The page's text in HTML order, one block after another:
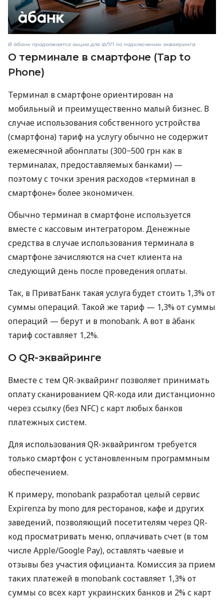
В àбанк продолжается акция для ФЛП по подключению эквайринга
О терминале в смартфоне (Tap to
Phone)
Терминал в смартфоне ориентирован на
мобильный и преимущественно малый бизнес. В
случае использования собственного устройства
(смартфона) тариф на услугу обычно не содержит
ежемесячной абонплаты (300−500 грн как в
терминалах, предоставляемых банками) —
поэтому с точки зрения расходов «терминал в
смартфоне» более экономичен.
Обычно терминал в смартфоне используется
вместе с кассовым интегратором. Денежные
средства в случае использования терминала в
смартфоне зачисляются на счет клиента на
следующий день после проведения оплаты.
Так, в ПриватБанк такая услуга будет стоить 1,3% от
суммы операций. Такой же тариф — 1,3% от суммы
операций — берут и в monobank. А вот в àбанк
тариф составляет 1,2%.
О QR-эквайринге
Вместе с тем QR-эквайринг позволяет принимать
оплату сканированием QR-кода или дистанционно
через ссылку (без NFC) с карт любых банков
платежных систем.
Для использования QR-эквайрингом требуется
только смартфон с установленным программным
обеспечением.
К примеру, monobank разработал целый сервис
Expirenza by mono для ресторанов, кафе и других
заведений, позволяющий посетителям через QR-
код просматривать меню, оплачивать счет (в том
числе Apple/Google Pay), оставлять чаевые и
отзывы без участия официанта. Комиссия за прием
таких платежей в monobank составляет 1,3% от
суммы со всех карт украинских банков и 2% с карт